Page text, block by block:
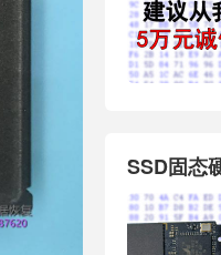
SSD固态